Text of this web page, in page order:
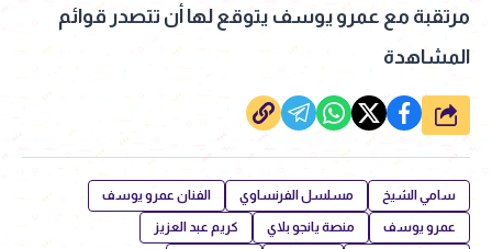
مرتقبة مع عمرو يوسف يتوقع لها أن تتصدر قوائم
المشاهدة
شارك
سامي الشيخ مسلسل الفرنساوي الفنان عمرو يوسف
عمرو يوسف منصة يانجو بلاي كريم عبد العزيز